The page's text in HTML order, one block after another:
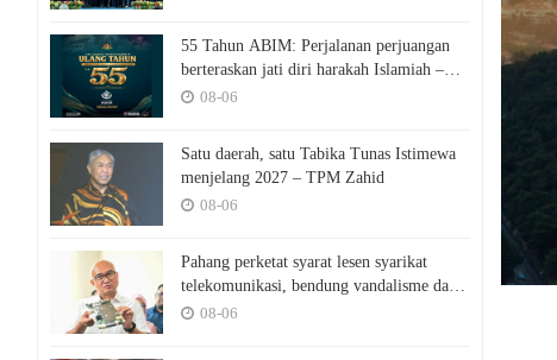
55 Tahun ABIM: Perjalanan perjuangan
berteraskan jati diri harakah Islamiah –
PM08-06
Satu daerah, satu Tabika Tunas Istimewa
menjelang 2027 – TPM Zahid
08-06
Pahang perketat syarat lesen syarikat
telekomunikasi, bendung vandalisme dan
kecurian
08-06